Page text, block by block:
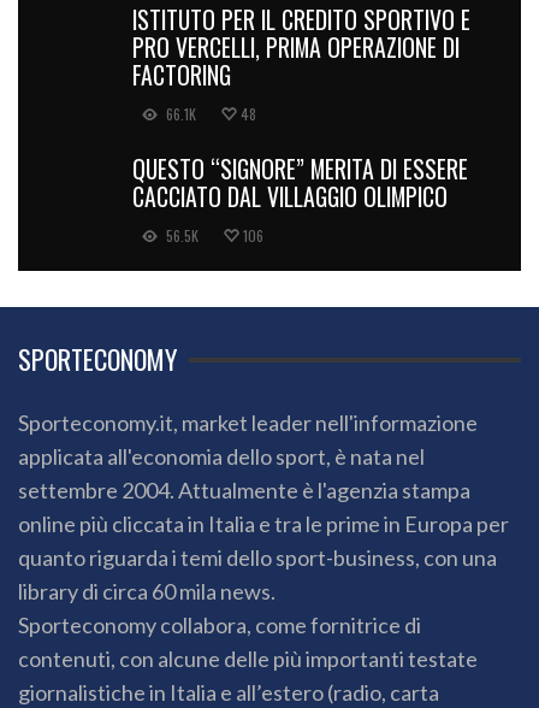
ISTITUTO PER IL CREDITO SPORTIVO E
PRO VERCELLI, PRIMA OPERAZIONE DI
FACTORING
66.1K 48
QUESTO “SIGNORE” MERITA DI ESSERE
CACCIATO DAL VILLAGGIO OLIMPICO
56.5K 106
SPORTECONOMY
Sporteconomy.it, market leader nell'informazione
applicata all'economia dello sport, è nata nel
settembre 2004. Attualmente è l'agenzia stampa
online più cliccata in Italia e tra le prime in Europa per
quanto riguarda i temi dello sport-business, con una
library di circa 60 mila news.
Sporteconomy collabora, come fornitrice di
contenuti, con alcune delle più importanti testate
giornalistiche in Italia e all’estero (radio, carta